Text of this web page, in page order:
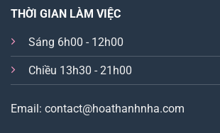
THỜI GIAN LÀM VIỆC
Sáng 6h00 - 12h00
Chiều 13h30 - 21h00
Email: contact@hoathanhnha.com